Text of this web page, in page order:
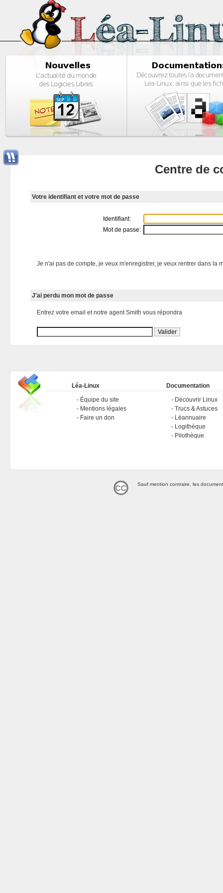
Centre de
Votre identifiant et votre mot de passe
Identifiant:
Mot de passe:
Je n'ai pas de compte, je veux m'enregistrer, je veux rentrer dans la
J'ai perdu mon mot de passe
Entrez votre email et notre agent Smith vous répondra
Léa-Linux
Équipe du site
Mentions légales
Faire un don
Documentation
Découvrir Linux
Trucs & Astuces
Léannuaire
Logithèque
Pilothèque
Sauf mention contraire, les